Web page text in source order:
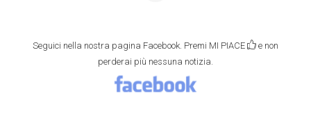
Seguici nella nostra pagina Facebook. Premi MI PIACE
e non
perderai più nessuna notizia.